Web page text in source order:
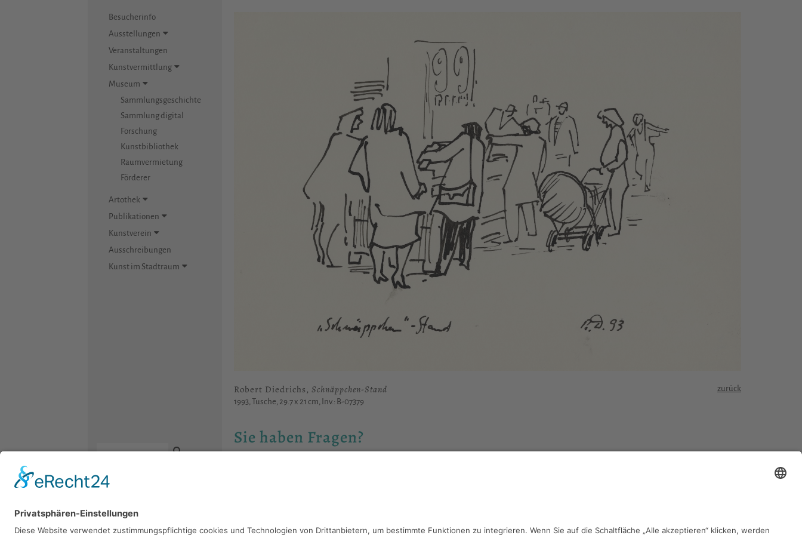
Besucherinfo
Ausstellungen
Veranstaltungen
Kunstvermittlung
Museum
Sammlungsgeschichte
Sammlung digital
Forschung
Kunstbibliothek
Raumvermietung
Förderer
Artothek
Publikationen
Kunstverein
Ausschreibungen
Kunst im Stadtraum
Kontakt
Newsletter
Impressum
Robert Diedrichs, Schnäppchen-Stand
1993, Tusche, 29.7 x 21 cm, Inv.: B-07379
zurück
Sie haben Fragen?